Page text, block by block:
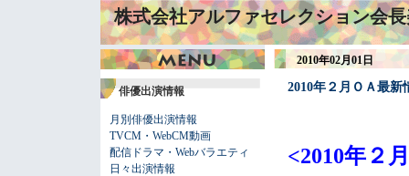
株式会社アルファセレクション会
俳優出演情報
月別俳優出演情報
TVCM・WebCM動画
配信ドラマ・Webバラエティ
日々出演情報
2010年02月01日
2010年２月ＯＡ最
<2010年２